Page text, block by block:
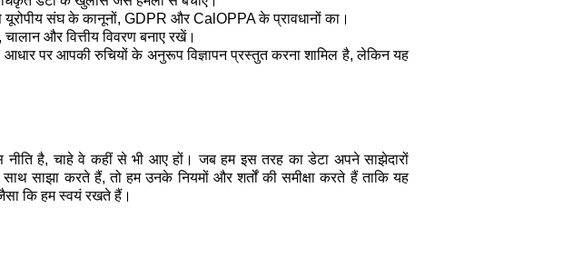
संघ के कानूनों, GDPR और CalOPPA के प्रावधानों का।
और वित्तीय विवरण बनाए रखें।
पर आपकी रुचियों के अनुरूप विज्ञापन प्रस्तुत करना शामिल है, लेकिन यह
नीति है, चाहे वे कहीं से भी आए हों। जब हम इस तरह का डेटा अपने साझेदारों
साथ साझा करते हैं, तो हम उनके नियमों और शर्तों की समीक्षा करते हैं ताकि यह
कि हम स्वयं रखते हैं।